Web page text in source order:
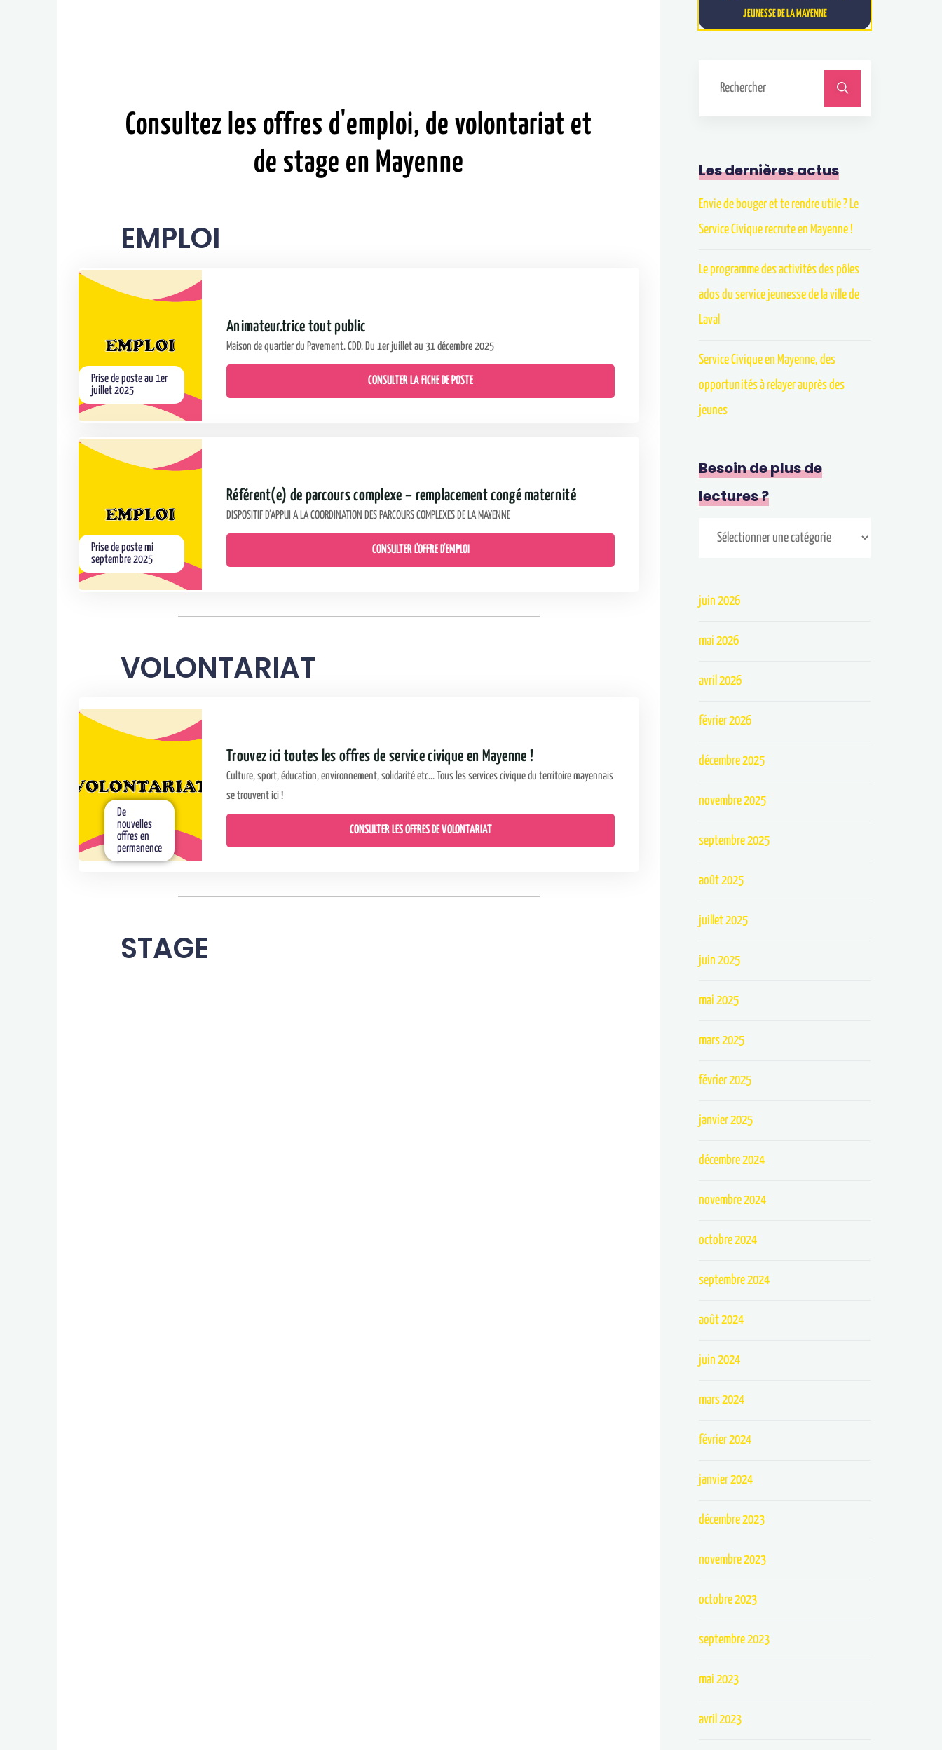
Consultez les offres d'emploi, de volontariat et
de stage en Mayenne
EMPLOI
Prise de poste au 1er
juillet 2025
Animateur.trice tout public
Maison de quartier du Pavement. CDD. Du 1er juillet au 31 décembre 2025
CONSULTER LA FICHE DE POSTE
Prise de poste mi
septembre 2025
Référent(e) de parcours complexe – remplacement congé maternité
DISPOSITIF D’APPUI A LA COORDINATION DES PARCOURS COMPLEXES DE LA MAYENNE
CONSULTER L'OFFRE D'EMPLOI
VOLONTARIAT
De
nouvelles
offres en
permanence
Trouvez ici toutes les offres de service civique en Mayenne !
Culture, sport, éducation, environnement, solidarité etc... Tous les services civique du territoire mayennais
se trouvent ici !
CONSULTER LES OFFRES DE VOLONTARIAT
STAGE
JEUNESSE DE LA MAYENNE
Les dernières actus
Envie de bouger et te rendre utile ? Le
Service Civique recrute en Mayenne !
Le programme des activités des pôles
ados du service jeunesse de la ville de
Laval
Service Civique en Mayenne, des
opportunités à relayer auprès des
jeunes
Besoin de plus de
lectures ?
juin 2026
mai 2026
avril 2026
février 2026
décembre 2025
novembre 2025
septembre 2025
août 2025
juillet 2025
juin 2025
mai 2025
mars 2025
février 2025
janvier 2025
décembre 2024
novembre 2024
octobre 2024
septembre 2024
août 2024
juin 2024
mars 2024
février 2024
janvier 2024
décembre 2023
novembre 2023
octobre 2023
septembre 2023
mai 2023
avril 2023